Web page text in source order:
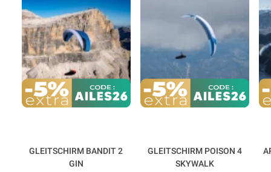
GLEITSCHIRM BANDIT 2
GIN
GLEITSCHIRM POISON 4
SKYWALK